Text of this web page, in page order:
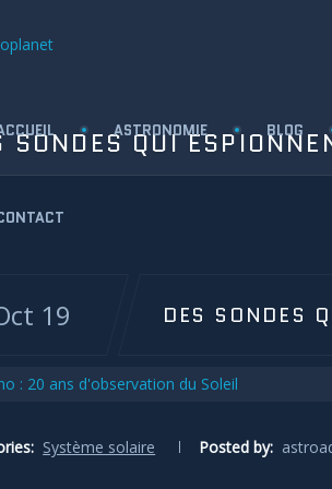
ASTRONOMIE BLOG
SONDES QUI
19 DES SONDES
Système solaire Posted by: